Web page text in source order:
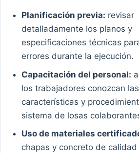
Planificación previa: revisar
detalladamente los planos y
especificaciones técnicas
errores durante la ejecución.
Capacitación del personal:
los trabajadores conozcan las
características y
sistema de losas
Uso de materiales
chapas y concreto de